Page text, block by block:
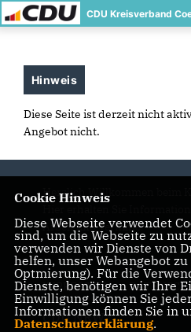
CDU Kreisverband
Hinweis
Diese Seite ist derzeit nicht
Angebot nicht.
Herzlich Willkommen beim
Arbeit und Termine.
IMPRESSUM
CDU NRW
Cookie Hinweis
Diese Webseite verwendet
sind, um die Webseite zu
verwenden wir Dienste von
helfen, unser Webangebot
Optmierung). Für die
Dienste, benötigen wir Ihre
Einwilligung können Sie
Informationen finden Sie in
Datenschutzerklärung.